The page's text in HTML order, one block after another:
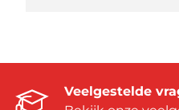
Veelgestelde